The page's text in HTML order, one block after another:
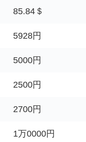
85.84＄
5928円
5000円
2500円
2700円
1万0000円